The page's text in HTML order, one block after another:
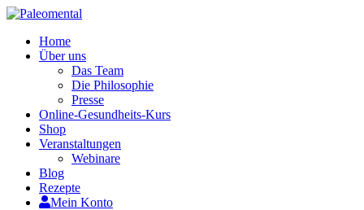
Home
Über uns
Das Team
Die Philosophie
Presse
Online-Gesundheits-Kurs
Shop
Veranstaltungen
Webinare
Blog
Rezepte
Mein Konto